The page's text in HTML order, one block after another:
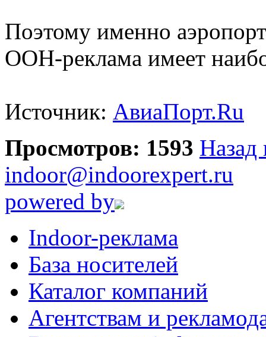
Поэтому именно
OOH-реклама имеет
Источник: АвиаПорт.Ru
Просмотров: 1593 Назад
indoor@indoorexpert.ru
powered by
Indoor-реклама
База носителей
Каталог компаний
Агентствам и